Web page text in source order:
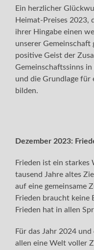
Ein herzlicher
Heimat-Preises 2023,
ihrer Hingabe einen
unserer Gemeinschaft
positive Geist der
Gemeinschaftssinns
und die Grundlage für
bilden.
Dezember 2023:
Frieden ist ein starkes
tausend Jahre altes
auf eine gemeinsame
Frieden braucht keine
Frieden hat in allen
Für das Jahr 2024
allen eine Welt voller